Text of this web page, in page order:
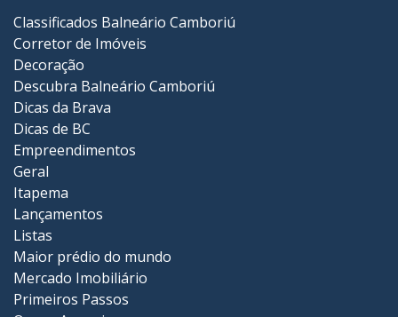
Classificados Balneário Camboriú
Corretor de Imóveis
Decoração
Descubra Balneário Camboriú
Dicas da Brava
Dicas de BC
Empreendimentos
Geral
Itapema
Lançamentos
Listas
Maior prédio do mundo
Mercado Imobiliário
Primeiros Passos